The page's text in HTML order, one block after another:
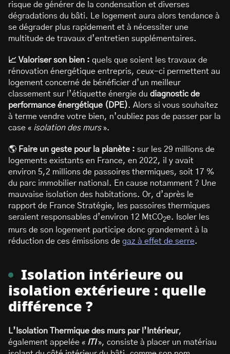
risque de générer de la condensation et diverses
dégradations du bâti. Le logement aura alors tendance à
se dégrader plus rapidement et à nécessiter une
multitude de travaux d’entretien supplémentaires.
📈 Valoriser son bien : quels que soient les travaux de
rénovation énergétique entrepris, ceux-ci permettent au
logement concerné de bénéficier d’un meilleur
classement sur l’étiquette énergie du diagnostic de
performance énergétique (DPE). Alors si vous souhaitez
à terme vendre votre bien, n’oubliez pas de passer par la
case « isolation des murs».
🌎 Faire un geste pour la planète : sur les 29 millions de
logements existants en France, en 2022, il y avait
environ 5,2 millions de passoires thermiques, soit 17 %
du parc immobilier national. En cause notamment ? Une
mauvaise isolation des habitations. Or, d’après le
rapport de France Stratégie, les passoires thermiques
seraient responsables d’environ 12 MtCO2e. Isoler les
murs de son logement participe donc grandement à la
réduction de ces émissions de gaz à effet de serre.
Isolation intérieure ou
isolation extérieure : quelle
différence ?
L’Isolation Thermique des murs par l’Intérieur,
également appelée « ITI », consiste à placer un matériau